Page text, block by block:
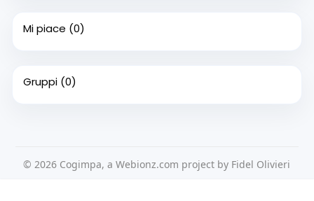
Mi piace (0)
Gruppi (0)
© 2026 Cogimpa, a Webionz.com project by Fidel Olivieri